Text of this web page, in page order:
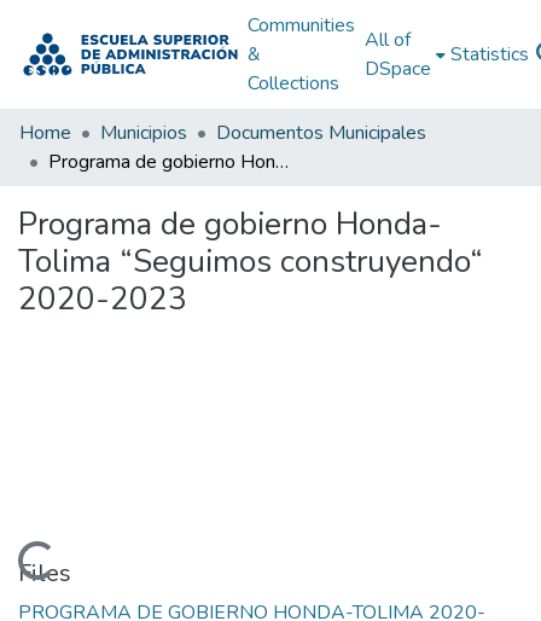
Communities
&
Collections
All of
DSpace
Statistics
Home Municipios
Documentos Municipales
Programa de gobierno Honda-Tolima “Seguimos construyendo“ 2020-2023
Programa de gobierno Honda-
Tolima “Seguimos construyendo“
2020-2023
Loading...
Files
PROGRAMA DE GOBIERNO HONDA-TOLIMA 2020-